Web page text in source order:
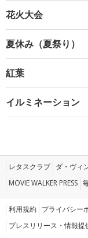
花火大会
夏休み（夏祭り）
紅葉
イルミネーション
レタスクラブ ダ・ヴィ
MOVIE WALKER PRESS
利用規約 プライバシー
プレスリリース・情報提